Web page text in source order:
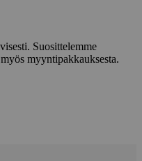
Suosittelemme
myyntipakkauksesta.